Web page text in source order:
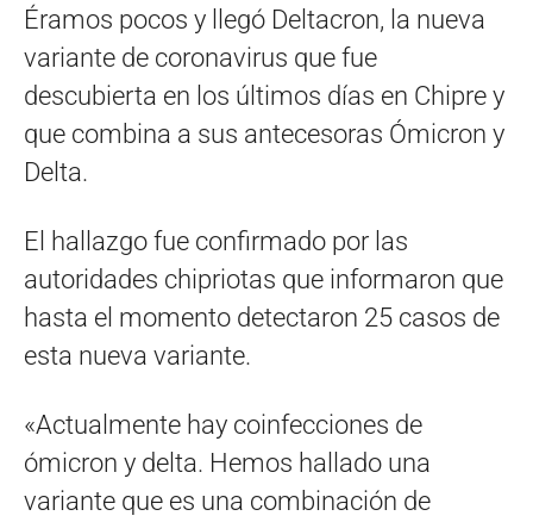
Éramos pocos y llegó Deltacron, la nueva
variante de coronavirus que fue
descubierta en los últimos días en Chipre y
que combina a sus antecesoras Ómicron y
Delta.
El hallazgo fue confirmado por las
autoridades chipriotas que informaron que
hasta el momento detectaron 25 casos de
esta nueva variante.
«Actualmente hay coinfecciones de
ómicron y delta. Hemos hallado una
variante que es una combinación de